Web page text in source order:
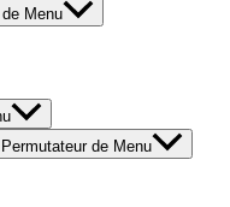
Menu
Permutateur de Menu